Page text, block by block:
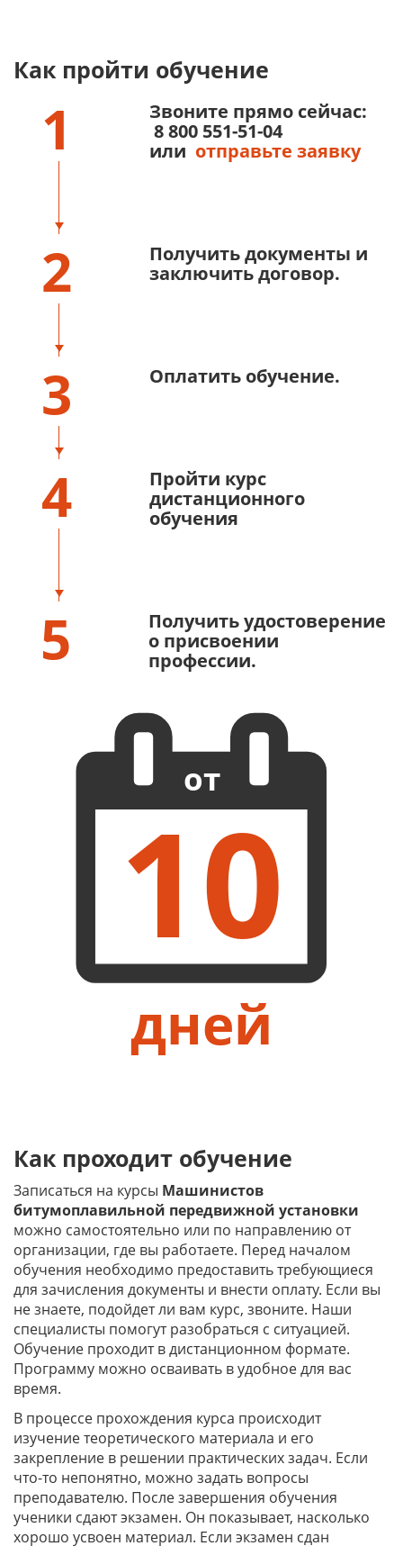
Как пройти обучение
1
Звоните прямо сейчас:
8 800 551-51-04
или отправьте заявку
2
Получить документы и
заключить договор.
3 Оплатить обучение.
4
Пройти курс
дистанционного
обучения
5
Получить удостоверение
о присвоении
профессии.
от
10
дней
Как проходит обучение
Записаться на курсы Машинистов
битумоплавильной передвижной установки
можно самостоятельно или по направлению от
организации, где вы работаете. Перед началом
обучения необходимо предоставить требующиеся
для зачисления документы и внести оплату. Если вы
не знаете, подойдет ли вам курс, звоните. Наши
специалисты помогут разобраться с ситуацией.
Обучение проходит в дистанционном формате.
Программу можно осваивать в удобное для вас
время.
В процессе прохождения курса происходит
изучение теоретического материала и его
закрепление в решении практических задач. Если
что-то непонятно, можно задать вопросы
преподавателю. После завершения обучения
ученики сдают экзамен. Он показывает, насколько
хорошо усвоен материал. Если экзамен сдан